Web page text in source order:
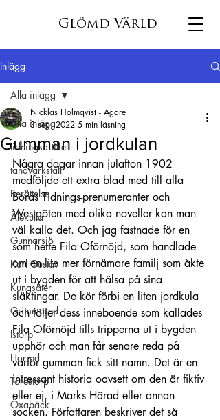
Glömd Värld
Inlägg
Alla inlägg
tidningsartikel
tandvärkstall
Berättelse
Älekulla
Gunnarsjö
Karl Gustav
Kungsäter
Grimmared
Istorp
Horred
Torestorp
Öxabäck
Alla inlägg
Gumman i jordkulan
Nicklas Holmqvist - Ägare
3 sep. 2022 5 min läsning
Några dagar innan julafton 1902
medföljde ett extra blad med till alla
Borås Tidnings-prenumeranter och
Westgöten med olika noveller kan man
väl kalla det. Och jag fastnade för en
som hette Fila Oförnöjd, som handlade
om en lite mer förnämare familj som åkte
ut i bygden för att hälsa på sina
släktingar. De kör förbi en liten jordkula
och följer dess inneboende som kallades
Fila Oförnöjd tills tripperna ut i bygden
upphör och man får senare reda på
varför gumman fick sitt namn. Det är en
intressant historia oavsett om den är fiktiv
eller ej, i Marks Härad eller annan
socken. Författaren beskriver det så